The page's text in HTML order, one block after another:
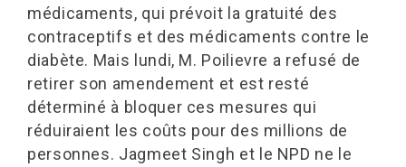
médicaments, qui prévoit la gratuité des
contraceptifs et des médicaments contre le
diabète. Mais lundi, M. Poilievre a refusé de
retirer son amendement et est resté
déterminé à bloquer ces mesures qui
réduiraient les coûts pour des millions de
personnes. Jagmeet Singh et le NPD ne le